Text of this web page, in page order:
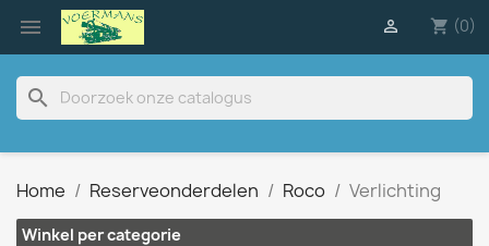
 shopping_cart (0)

search
Home Reserveonderdelen Roco Verlichting
Winkel per categorie